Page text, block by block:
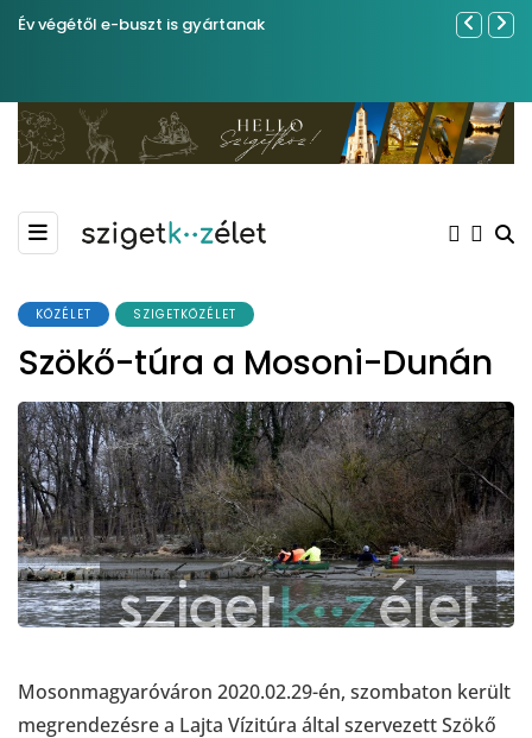
Év végétől e-buszt is gyártanak Sose
KÖZÉLET SZIGETKÖZÉLET
Szökő-túra a Mosoni-Dunán
Mosonmagyaróváron 2020.02.29-én, szombaton került
megrendezésre a Lajta Vízitúra által szervezett Szökő